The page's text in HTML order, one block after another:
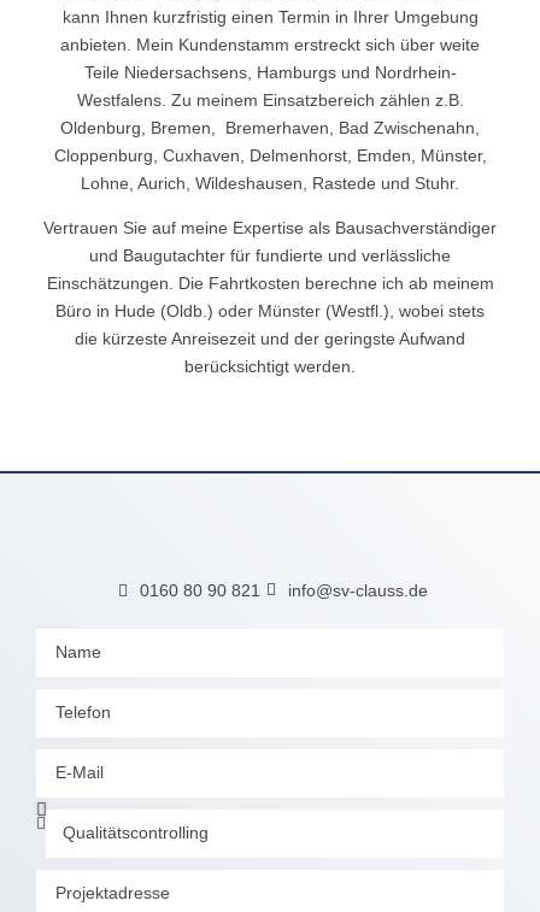
kann Ihnen kurzfristig einen Termin in Ihrer Umgebung
anbieten. Mein Kundenstamm erstreckt sich über weite
Teile Niedersachsens, Hamburgs und Nordrhein-
Westfalens. Zu meinem Einsatzbereich zählen z.B.
Oldenburg, Bremen, Bremerhaven, Bad Zwischenahn,
Cloppenburg, Cuxhaven, Delmenhorst, Emden, Münster,
Lohne, Aurich, Wildeshausen, Rastede und Stuhr.
Vertrauen Sie auf meine Expertise als Bausachverständiger
und Baugutachter für fundierte und verlässliche
Einschätzungen. Die Fahrtkosten berechne ich ab meinem
Büro in Hude (Oldb.) oder Münster (Westfl.), wobei stets
die kürzeste Anreisezeit und der geringste Aufwand
berücksichtigt werden.
0160 80 90 821 info@sv-clauss.de